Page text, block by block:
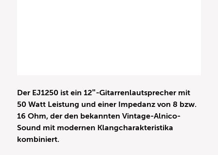
Der EJ1250 ist ein 12″-Gitarrenlautsprecher mit
50 Watt Leistung und einer Impedanz von 8 bzw.
16 Ohm, der den bekannten Vintage-Alnico-
Sound mit modernen Klangcharakteristika
kombiniert.